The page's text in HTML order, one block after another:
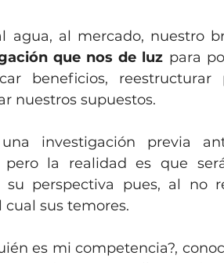
agua, al mercado, nuestro
que nos de luz para
beneficios, reestructurar
nuestros supuestos.
investigación previa
la realidad es que
perspectiva pues, al no
sus temores.
es mi competencia?,